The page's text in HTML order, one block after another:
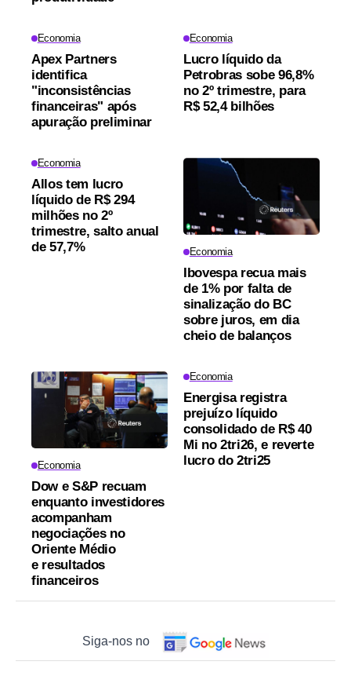
Economia
Apex Partners
identifica
"inconsistências
financeiras" após
apuração preliminar
Economia
Lucro líquido da
Petrobras sobe 96,8%
no 2º trimestre, para
R$ 52,4 bilhões
Economia
Allos tem lucro
líquido de R$ 294
milhões no 2º
trimestre, salto anual
de 57,7%
Economia
Ibovespa recua mais
de 1% por falta de
sinalização do BC
sobre juros, em dia
cheio de balanços
Economia
Dow e S&P recuam
enquanto investidores
acompanham
negociações no
Oriente Médio
e resultados
financeiros
Economia
Energisa registra
prejuízo líquido
consolidado de R$ 40
Mi no 2tri26, e reverte
lucro do 2tri25
Siga-nos no